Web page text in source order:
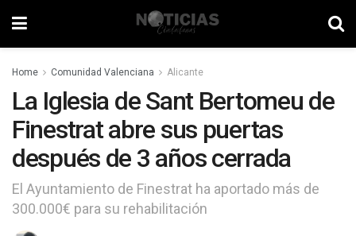
Home Comunidad Valenciana Alicante
La Iglesia de Sant Bertomeu de
Finestrat abre sus puertas
después de 3 años cerrada
El Ayuntamiento de Finestrat ha aportado más de
300.000€ para su rehabilitación